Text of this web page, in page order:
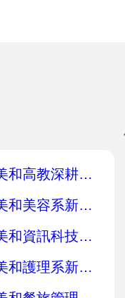
高教深耕計畫新聞網
美容系新聞網
資訊科技系新聞網
護理系新聞網